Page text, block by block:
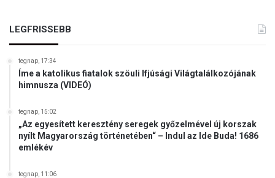
LEGFRISSEBB
tegnap, 17:34
Íme a katolikus fiatalok szöuli Ifjúsági Világtalálkozójának
himnusza (VIDEÓ)
tegnap, 15:02
„Az egyesített keresztény seregek győzelmével új korszak
nyílt Magyarország történetében“ – Indul az Ide Buda! 1686
emlékév
tegnap, 11:06